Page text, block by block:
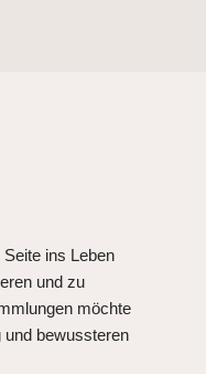
ins Leben
und zu
möchte
bewussteren